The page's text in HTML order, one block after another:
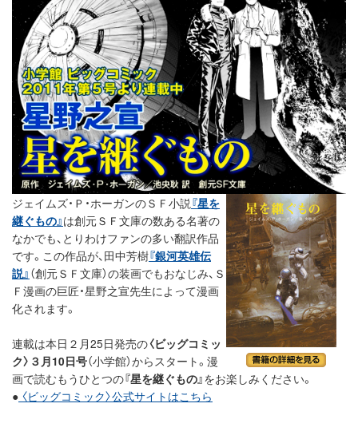
ジェイムズ・Ｐ・ホーガンのＳＦ小説 『星を
継ぐもの』は創元ＳＦ文庫の数ある名著の
なかでも、とりわけファンの多い翻訳作品
です。この作品が、田中芳樹『銀河英雄伝
説』 （創元ＳＦ文庫）の装画でもおなじみ、Ｓ
Ｆ漫画の巨匠・星野之宣先生によって漫画
化されます。
連載は本日２月25日発売の〈ビッグコミッ
ク〉３月10日号（小学館）からスタート。漫
画で読むもうひとつの『星を継ぐもの』をお楽しみください。
● 〈ビッグコミック〉公式サイトはこちら